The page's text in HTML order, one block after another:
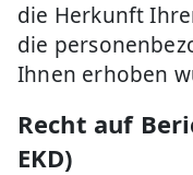
die Herkunft
die
Ihnen erhoben
Recht auf
EKD)